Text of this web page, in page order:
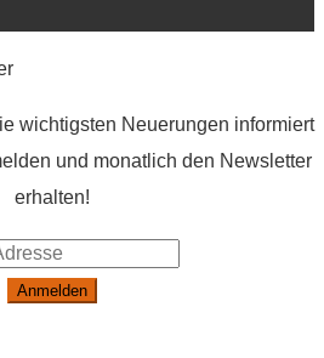
wichtigsten Neuerungen informiert
und monatlich den Newsletter
erhalten!
Anmelden